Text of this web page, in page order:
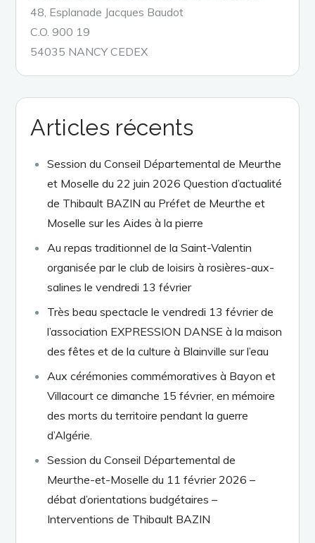
48, Esplanade Jacques Baudot
C.O. 900 19
54035 NANCY CEDEX
Articles récents
Session du Conseil Départemental de Meurthe
et Moselle du 22 juin 2026 Question d’actualité
de Thibault BAZIN au Préfet de Meurthe et
Moselle sur les Aides à la pierre
Au repas traditionnel de la Saint-Valentin
organisée par le club de loisirs à rosières-aux-
salines le vendredi 13 février
Très beau spectacle le vendredi 13 février de
l’association EXPRESSION DANSE à la maison
des fêtes et de la culture à Blainville sur l’eau
Aux cérémonies commémoratives à Bayon et
Villacourt ce dimanche 15 février, en mémoire
des morts du territoire pendant la guerre
d’Algérie.
Session du Conseil Départemental de
Meurthe-et-Moselle du 11 février 2026 –
débat d’orientations budgétaires –
Interventions de Thibault BAZIN